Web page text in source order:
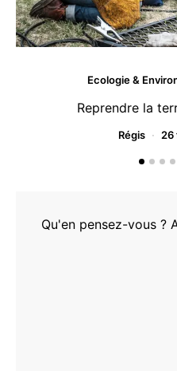
Ecologie &
Reprendre la
Régis 26
Qu'en pensez-vous ?